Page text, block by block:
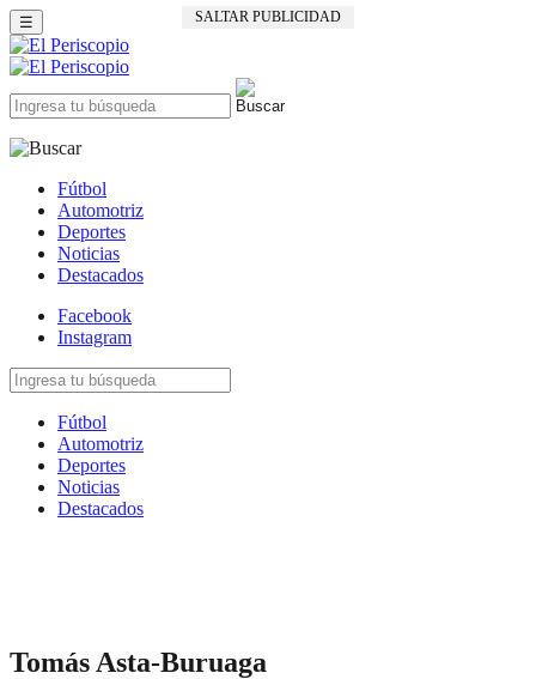
SALTAR PUBLICIDAD
☰
Fútbol
Automotriz
Deportes
Noticias
Destacados
Facebook
Instagram
Fútbol
Automotriz
Deportes
Noticias
Destacados
Tomás Asta-Buruaga